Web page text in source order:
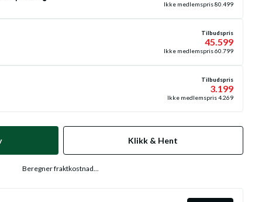
Ikke medlemspris80.499
Tilbudspris
45.599
Ikke medlemspris60.799
Tilbudspris
3.199
Ikke medlemspris4.269
Klikk & Hent
Beregner fraktkostnad...